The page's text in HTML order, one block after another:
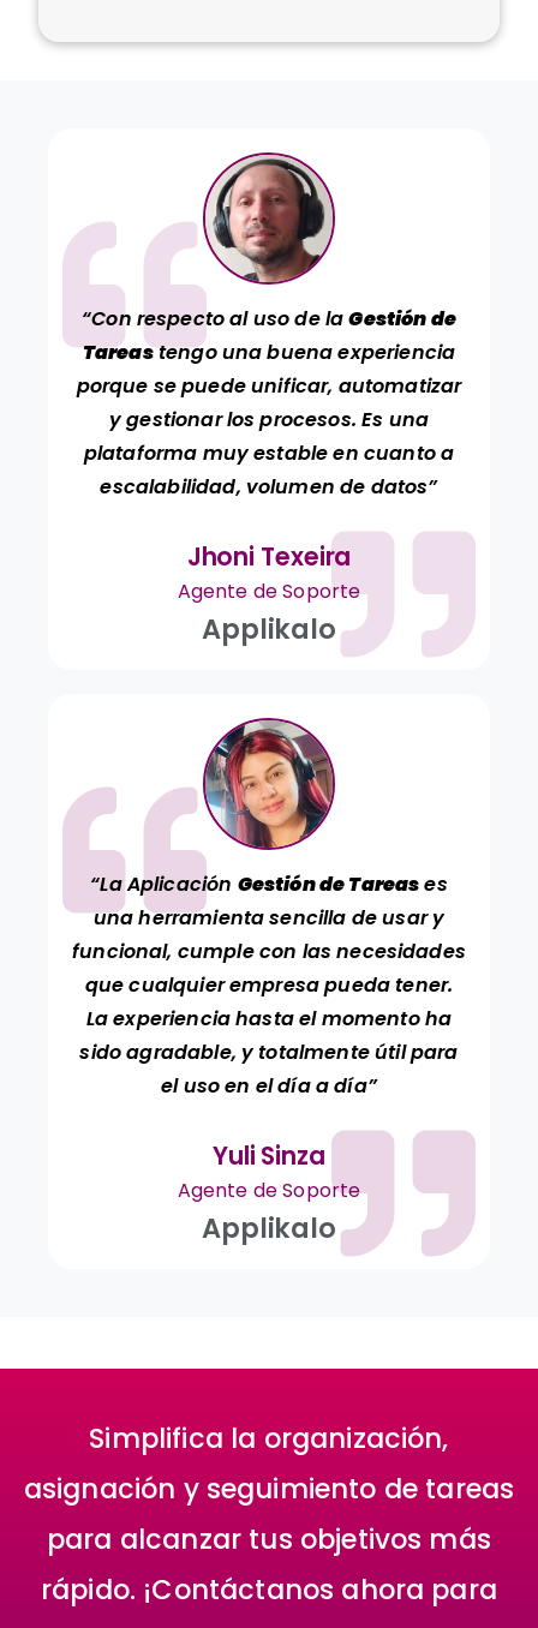
“Con respecto al uso de laGestión de
Tareastengo una buena experiencia
porque se puede unificar, automatizar
y gestionar los procesos. Es una
plataforma muy estable en cuanto a
escalabilidad, volumen de datos”
Jhoni Texeira
Agente de Soporte
Applikalo
“La Aplicación Gestión de Tareases
una herramienta sencilla de usar y
funcional, cumple con las necesidades
que cualquier empresa pueda tener.
La experiencia hasta el momento ha
sido agradable, y totalmente útil para
el uso en el día a día”
Yuli Sinza
Agente de Soporte
Applikalo
Simplifica la organización,
asignación y seguimiento de tareas
para alcanzar tus objetivos más
rápido. ¡Contáctanos ahora para